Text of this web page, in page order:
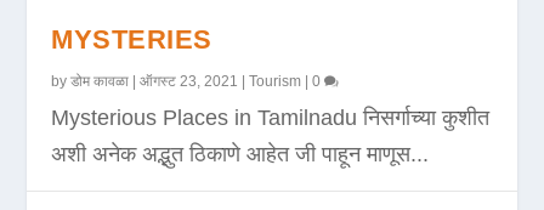
MYSTERIES
byडोम कावळा |ऑगस्ट 23, 2021 |Tourism |0
Mysterious Places in Tamilnadu निसर्गाच्या कुशीत
अशी अनेक अद्भुत ठिकाणे आहेत जी पाहून माणूस...